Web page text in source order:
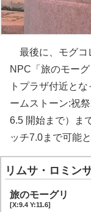
最後に、モグコ
NPC「旅のモー
トプラザ付近と
ームストーン:祝
6.5 開始まで）ま
ッチ7.0まで可能
リムサ・ロミン
旅のモーグリ
[X:9.4 Y:11.6]